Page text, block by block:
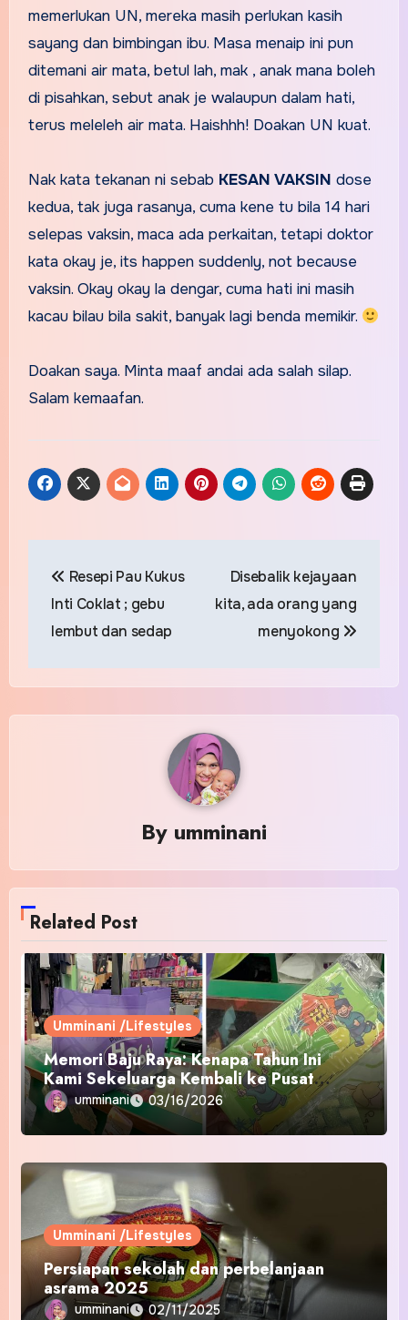
memerlukan UN, mereka masih perlukan kasih
sayang dan bimbingan ibu. Masa menaip ini pun
ditemani air mata, betul lah, mak , anak mana boleh
di pisahkan, sebut anak je walaupun dalam hati,
terus meleleh air mata. Haishhh! Doakan UN kuat.
Nak kata tekanan ni sebab KESAN VAKSIN dose
kedua, tak juga rasanya, cuma kene tu bila 14 hari
selepas vaksin, maca ada perkaitan, tetapi doktor
kata okay je, its happen suddenly, not because
vaksin. Okay okay la dengar, cuma hati ini masih
kacau bilau bila sakit, banyak lagi benda memikir.
Doakan saya. Minta maaf andai ada salah silap.
Salam kemaafan.
navigation
Resepi Pau Kukus
Inti Coklat ; gebu
lembut dan sedap
Disebalik kejayaan
kita, ada orang yang
menyokong
By umminani
Related Post
Umminani /Lifestyles
Memori Baju Raya: Kenapa Tahun Ini
Kami Sekeluarga Kembali ke Pusat
Pakaian Hari-Hari?
umminani 03/16/2026
Umminani /Lifestyles
Persiapan sekolah dan perbelanjaan
asrama 2025
umminani 02/11/2025